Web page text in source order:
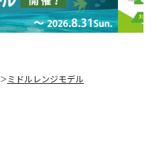
＞ ミドルレンジモデル